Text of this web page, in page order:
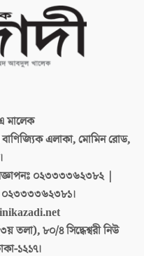
মালেক
এলাকা, মোমিন রোড,
০২৩৩৩৩৬২৩৮২ |
০২৩৩৩৩৬২৩৮১।
তলা), ৮০/৪ সিদ্ধেশ্বরী নিউ
১২১৭।